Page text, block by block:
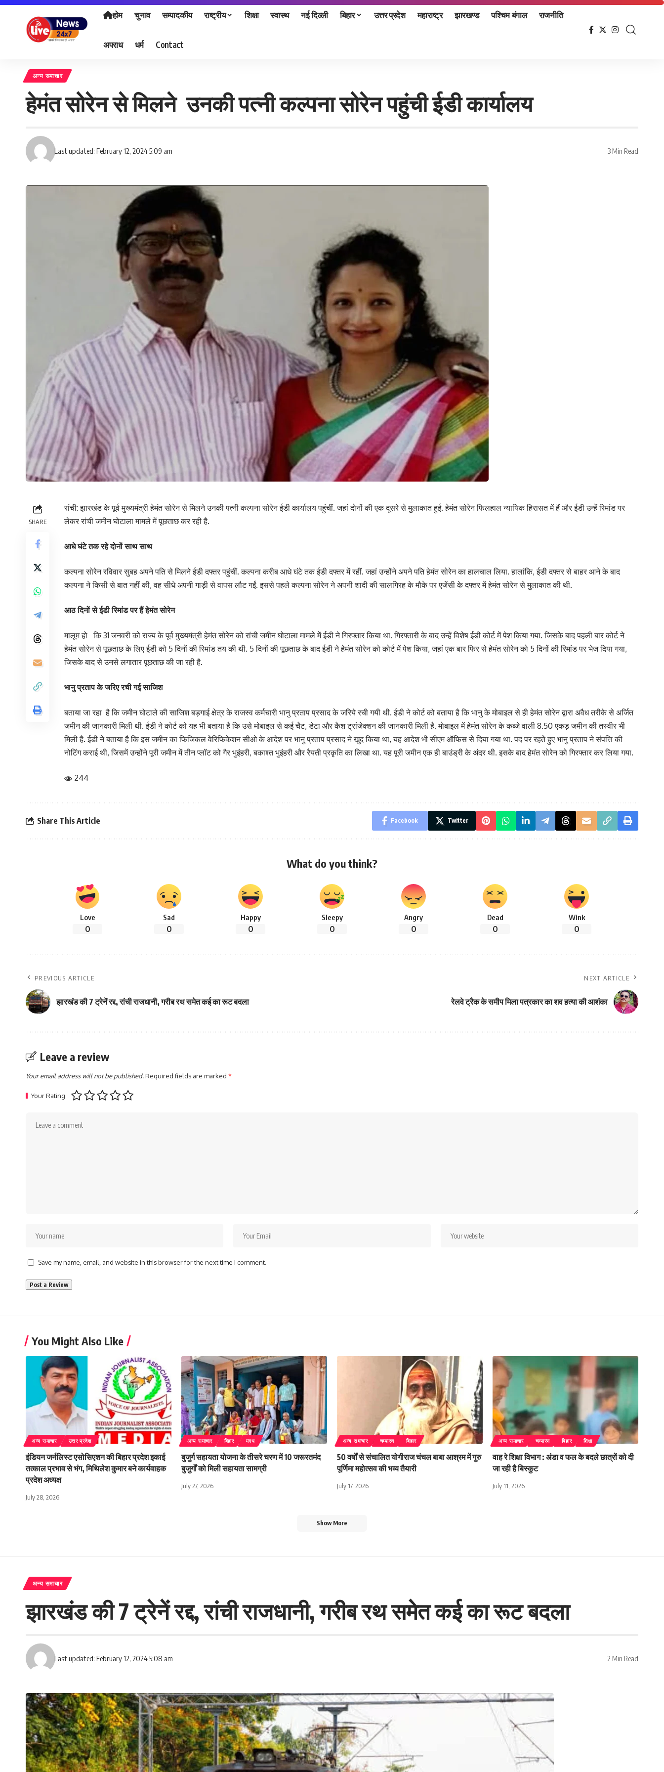
होम चुनाव सम्पादकीय राष्ट्रीय शिक्षा स्वास्थ नई दिल्ली बिहार उत्तर प्रदेश महाराष्ट्र झारखण्ड पश्चिम बंगाल राजनीति
अपराध धर्म Contact
अन्य समाचार
हेमंत सोरेन से मिलने उनकी पत्नी कल्पना सोरेन पहुंची ईडी कार्यालय
Last updated: February 12, 2024 5:09 am 3 Min Read
SHARE
रांची: झारखंड के पूर्व मुख्यमंत्री हेमंत सोरेन से मिलने उनकी पत्नी कल्पना सोरेन ईडी कार्यालय पहुंचीं. जहां दोनों की एक दूसरे से मुलाकात हुई. हेमंत सोरेन फिलहाल न्यायिक हिरासत में हैं और ईडी उन्हें रिमांड पर
लेकर रांची जमीन घोटाला मामले में पूछताछ कर रही है.
आधे घंटे तक रहे दोनों साथ साथ
कल्पना सोरेन रविवार सुबह अपने पति से मिलने ईडी दफ्तर पहुंचीं. कल्पना करीब आधे घंटे तक ईडी दफ्तर में रहीं. जहां उन्होंने अपने पति हेमंत सोरेन का हालचाल लिया. हालांकि, ईडी दफ्तर से बाहर आने के बाद
कल्पना ने किसी से बात नहीं की, वह सीधे अपनी गाड़ी से वापस लौट गईं. इससे पहले कल्पना सोरेन ने अपनी शादी की सालगिरह के मौके पर एजेंसी के दफ्तर में हेमंत सोरेन से मुलाकात की थी.
आठ दिनों से ईडी रिमांड पर हैं हेमंत सोरेन
मालूम हो कि 31 जनवरी को राज्य के पूर्व मुख्यमंत्री हेमंत सोरेन को रांची जमीन घोटाला मामले में ईडी ने गिरफ्तार किया था. गिरफ्तारी के बाद उन्हें विशेष ईडी कोर्ट में पेश किया गया. जिसके बाद पहली बार कोर्ट ने
हेमंत सोरेन से पूछताछ के लिए ईडी को 5 दिनों की रिमांड तय की थी. 5 दिनों की पूछताछ के बाद ईडी ने हेमंत सोरेन को कोर्ट में पेश किया, जहां एक बार फिर से हेमंत सोरेन को 5 दिनों की रिमांड पर भेज दिया गया,
जिसके बाद से उनसे लगातार पूछताछ की जा रही है.
भानु प्रताप के जरिए रची गई साजिश
बताया जा रहा है कि जमीन घोटाले की साजिश बड़गाई क्षेत्र के राजस्व कर्मचारी भानु प्रताप प्रसाद के जरिये रची गयी थी. ईडी ने कोर्ट को बताया है कि भानु के मोबाइल से ही हेमंत सोरेन द्वारा अवैध तरीके से अर्जित
जमीन की जानकारी मिली थी. ईडी ने कोर्ट को यह भी बताया है कि उसे मोबाइल से कई चैट, डेटा और कैश ट्रांजेक्शन की जानकारी मिली है. मोबाइल में हेमंत सोरेन के कब्जे वाली 8.50 एकड़ जमीन की तस्वीर भी
मिली है. ईडी ने बताया है कि इस जमीन का फिजिकल वेरिफिकेशन सीओ के आदेश पर भानु प्रताप प्रसाद ने खुद किया था, यह आदेश भी सीएम ऑफिस से दिया गया था. पद पर रहते हुए भानु प्रताप ने संपत्ति की
नोटिंग कराई थी, जिसमें उन्होंने पूरी जमीन में तीन प्लॉट को गैर भुइंहरी, बकाश्त भुइंहरी और रैयती प्रकृति का लिखा था. यह पूरी जमीन एक ही बाउंड्री के अंदर थी. इसके बाद हेमंत सोरेन को गिरफ्तार कर लिया गया.
244
Share This Article Facebook Twitter
What do you think?
Love
0
Sad
0
Happy
0
Sleepy
0
Angry
0
Dead
0
Wink
0
PREVIOUS ARTICLE
झारखंड की 7 ट्रेनें रद्द, रांची राजधानी, गरीब रथ समेत कई का रूट बदला
NEXT ARTICLE
रेलवे ट्रैक के समीप मिला पत्रकार का शव हत्या की आशंका
Leave a review
Your email address will not be published.Required fields are marked *
Your Rating
Save my name, email, and website in this browser for the next time I comment.
You Might Also Like
अन्य समाचार उत्तर प्रदेश
इंडियन जर्नलिस्ट एसोसिएशन की बिहार प्रदेश इकाई
तत्काल प्रभाव से भंग, मिथिलेश कुमार बने कार्यवाहक
प्रदेश अध्यक्ष
July 28, 2026
अन्य समाचार बिहार मगध
बुजुर्ग सहायता योजना के तीसरे चरण में 10 जरूरतमंद
बुजुर्गों को मिली सहायता सामग्री
July 27, 2026
अन्य समाचार चम्पारण बिहार
50 वर्षों से संचालित योगीराज चंचल बाबा आश्रम में गुरु
पूर्णिमा महोत्सव की भव्य तैयारी
July 17, 2026
अन्य समाचार चम्पारण बिहार शिक्षा
वाह रे शिक्षा विभाग : अंडा व फल के बदले छात्रों को दी
जा रही है बिस्कुट
July 11, 2026
Show More
अन्य समाचार
झारखंड की 7 ट्रेनें रद्द, रांची राजधानी, गरीब रथ समेत कई का रूट बदला
Last updated: February 12, 2024 5:08 am 2 Min Read